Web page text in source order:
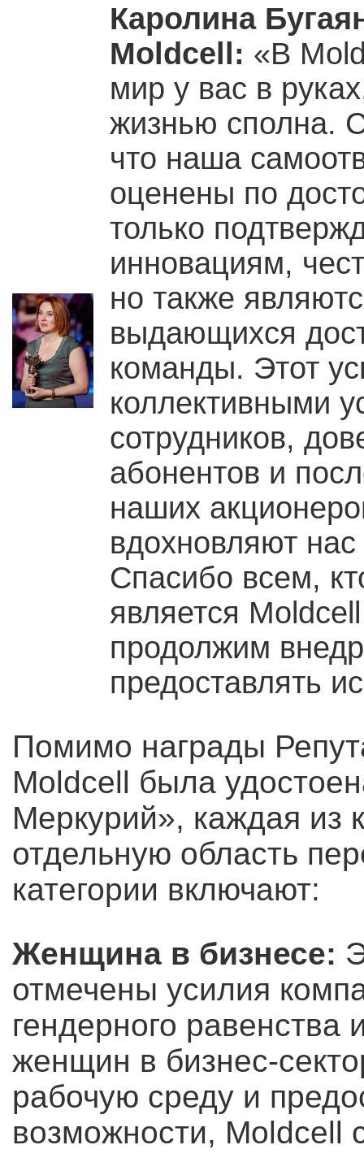
Каролина
Moldcell: «В
мир у вас в
жизнью cполна.
что наша
оценены по
только
инновациям,
но также
выдающихся
команды. Этот
коллективными
сотрудников,
абонентов и
наших
вдохновляют
Спасибо всем,
является
продолжим
предоставлять
Помимо награды
Moldcell была
Меркурий», каждая из
отдельную область
категории включают:
Женщинa в бизнесе:
отмечены усилия
гендерного
женщин в бизнес-
рабочую среду и
возможности, Moldcell